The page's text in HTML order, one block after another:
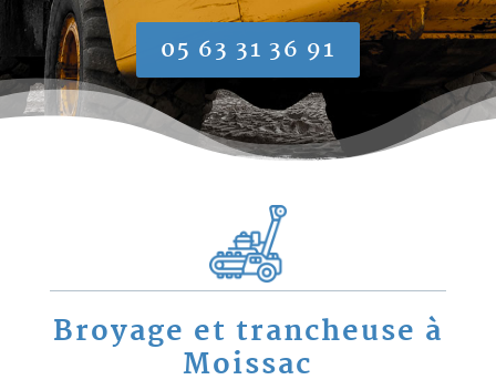
05 63 31 36 91
Broyage et trancheuse à
Moissac